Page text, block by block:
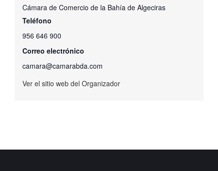
Cámara de Comercio de la Bahía de Algeciras
Teléfono
956 646 900
Correo electrónico
camara@camarabda.com
Ver el sitio web del Organizador